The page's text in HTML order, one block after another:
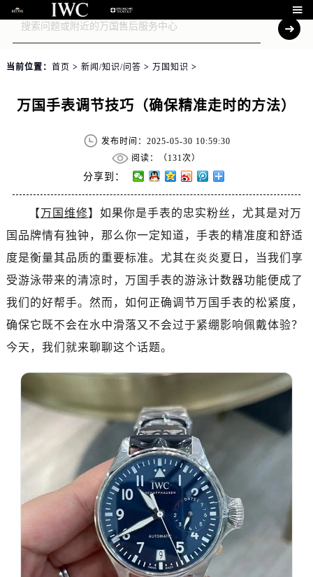

当前位置： 首页 > 新闻/知识/问答 > 万国知识 >
万国手表调节技巧（确保精准走时的方法）
发布时间：2025-05-30 10:59:30
阅读：（131次）
分享到：
【万国维修】如果你是手表的忠实粉丝，尤其是对万
国品牌情有独钟，那么你一定知道，手表的精准度和舒适
度是衡量其品质的重要标准。尤其在炎炎夏日，当我们享
受游泳带来的清凉时，万国手表的游泳计数器功能便成了
我们的好帮手。然而，如何正确调节万国手表的松紧度，
确保它既不会在水中滑落又不会过于紧绷影响佩戴体验？
今天，我们就来聊聊这个话题。